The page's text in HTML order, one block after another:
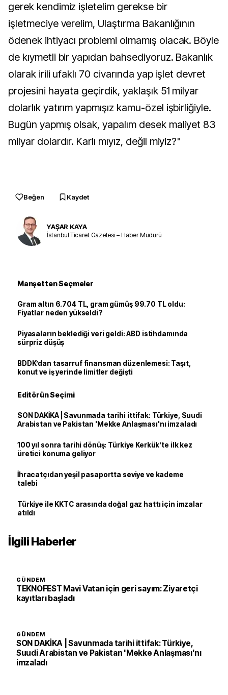
gerek kendimiz işletelim gerekse bir
işletmeciye verelim, Ulaştırma Bakanlığının
ödenek ihtiyacı problemi olmamış olacak. Böyle
de kıymetli bir yapıdan bahsediyoruz. Bakanlık
olarak irili ufaklı 70 civarında yap işlet devret
projesini hayata geçirdik, yaklaşık 51 milyar
dolarlık yatırım yapmışız kamu-özel işbirliğiyle.
Bugün yapmış olsak, yapalım desek maliyet 83
milyar dolardır. Karlı mıyız, değil miyiz?"
Beğen Kaydet
YAŞAR KAYA
İstanbul Ticaret Gazetesi – Haber Müdürü
Manşetten Seçmeler
Gram altın 6.704 TL, gram gümüş 99.70 TL oldu:
Fiyatlar neden yükseldi?
Piyasaların beklediği veri geldi: ABD istihdamında
sürpriz düşüş
BDDK’dan tasarruf finansman düzenlemesi: Taşıt,
konut ve iş yerinde limitler değişti
Editörün Seçimi
SON DAKİKA | Savunmada tarihi ittifak: Türkiye, Suudi
Arabistan ve Pakistan 'Mekke Anlaşması'nı imzaladı
100 yıl sonra tarihi dönüş: Türkiye Kerkük’te ilk kez
üretici konuma geliyor
İhracatçıdan yeşil pasaportta seviye ve kademe
talebi
Türkiye ile KKTC arasında doğal gaz hattı için imzalar
atıldı
İlgili Haberler
GÜNDEM
TEKNOFEST Mavi Vatan için geri sayım: Ziyaretçi
kayıtları başladı
GÜNDEM
SON DAKİKA | Savunmada tarihi ittifak: Türkiye,
Suudi Arabistan ve Pakistan 'Mekke Anlaşması'nı
imzaladı